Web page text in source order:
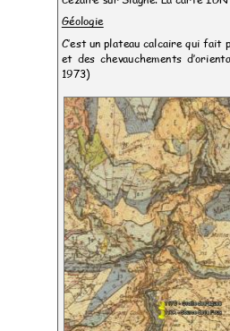
Géologie
C’est un plateau calcaire qui
et des chevauchements
1973)